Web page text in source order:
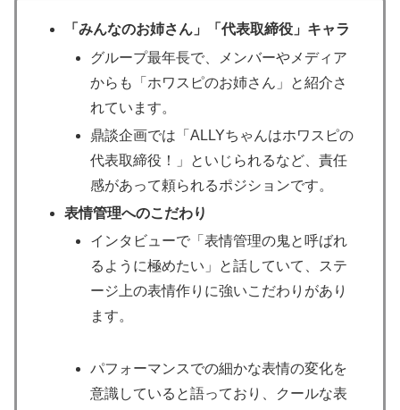
「みんなのお姉さん」「代表取締役」キャラ
グループ最年長で、メンバーやメディア
からも「ホワスピのお姉さん」と紹介さ
れています。​
鼎談企画では「ALLYちゃんはホワスピの
代表取締役！」といじられるなど、責任
感があって頼られるポジションです。​
表情管理へのこだわり
インタビューで「表情管理の鬼と呼ばれ
るように極めたい」と話していて、ステ
ージ上の表情作りに強いこだわりがあり
ます。
パフォーマンスでの細かな表情の変化を
意識していると語っており、クールな表